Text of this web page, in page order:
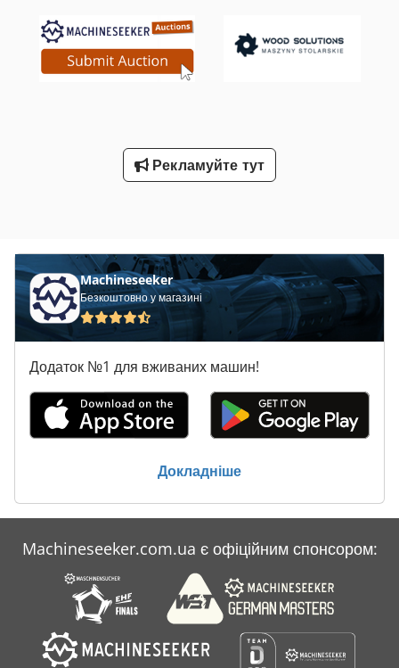
Рекламуйте тут
Machineseeker
Безкоштовно у магазині
Додаток №1 для вживаних машин!
Докладніше
Machineseeker.com.ua є офіційним спонсором: